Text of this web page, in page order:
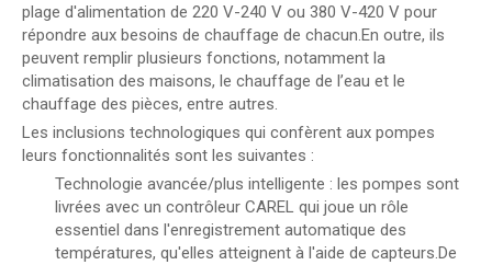
plage d'alimentation de 220 V-240 V ou 380 V-420 V pour
répondre aux besoins de chauffage de chacun.En outre, ils
peuvent remplir plusieurs fonctions, notamment la
climatisation des maisons, le chauffage de l’eau et le
chauffage des pièces, entre autres.
Les inclusions technologiques qui confèrent aux pompes
leurs fonctionnalités sont les suivantes :
Technologie avancée/plus intelligente : les pompes sont
livrées avec un contrôleur CAREL qui joue un rôle
essentiel dans l'enregistrement automatique des
températures, qu'elles atteignent à l'aide de capteurs.De